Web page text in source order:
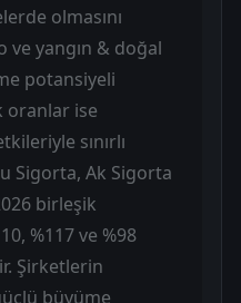
olmasını
ve yangın & doğal
potansiyeli
oranlar ise
sınırlı
Sigorta, Ak Sigorta
birleşik
%117 ve %98
Şirketlerin
büyüme